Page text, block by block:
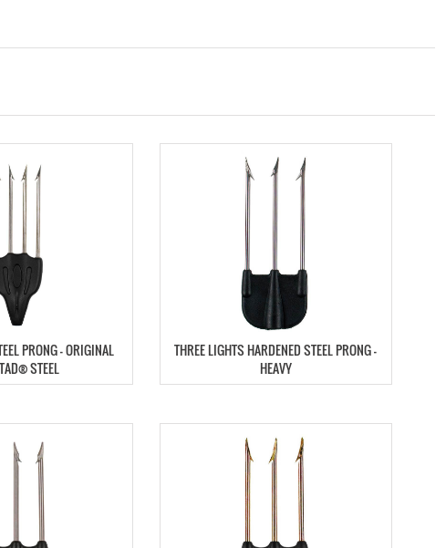
PRONG – ORIGINAL
STEEL
THREE LIGHTS HARDENED STEEL PRONG –
HEAVY